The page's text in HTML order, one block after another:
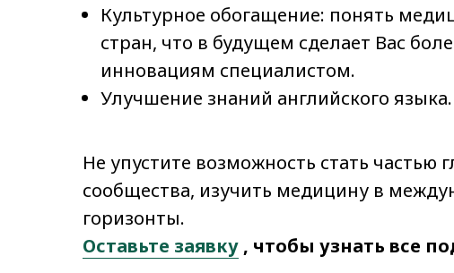
Культурное обогащение: понять
стран, что в будущем сделает Вас
инновациям специалистом.
Улучшение знаний английского языка.
Не упустите возможность стать частью
сообщества, изучить медицину в
горизонты.
Оставьте заявку , чтобы узнать все